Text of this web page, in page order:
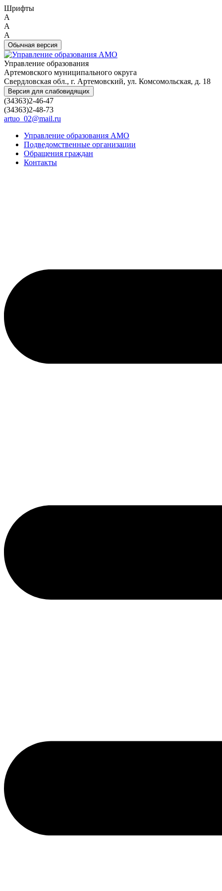
Шрифты
A
A
A
Обычная версия
Управление образования
Артемовского муниципального округа
Свердловская обл., г. Артемовский, ул. Комсомольская, д. 18
Версия для слабовидящих
(34363)2-46-47
(34363)2-48-73
artuo_02@mail.ru
Управление образования АМО
Подведомственные организации
Обращения граждан
Контакты